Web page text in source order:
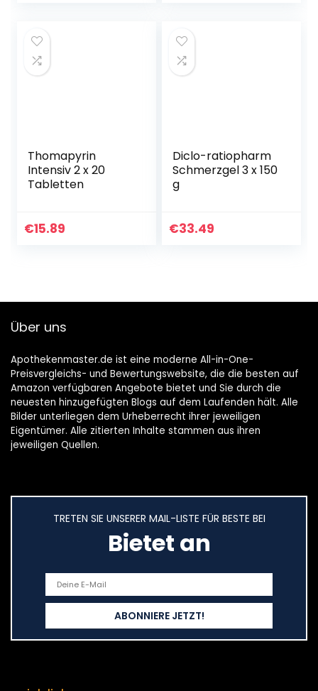
Thomapyrin
Intensiv 2 x 20
Tabletten
€15.89
Diclo-ratiopharm
Schmerzgel 3 x 150
g
€33.49
Über uns
Apothekenmaster.de ist eine moderne All-in-One-
Preisvergleichs- und Bewertungswebsite, die die besten auf
Amazon verfügbaren Angebote bietet und Sie durch die
neuesten hinzugefügten Blogs auf dem Laufenden hält. Alle
Bilder unterliegen dem Urheberrecht ihrer jeweiligen
Eigentümer. Alle zitierten Inhalte stammen aus ihren
jeweiligen Quellen.
TRETEN SIE UNSERER MAIL-LISTE FÜR BESTE BEI
Bietet an